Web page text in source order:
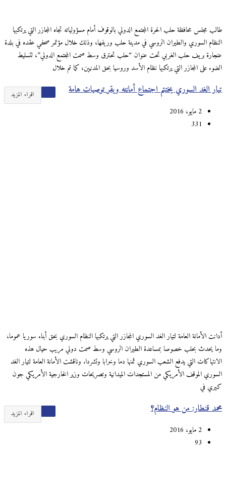
طالب مجلس محافظة حلب الحرة المجتمع الدولي بالوقوف أمام مسؤولياته تجاه المجازر التي يرتكبها
النظام السوري والطيران الروسي في مدينة حلب وريفها، وذلك خلال مؤتمر صحفي عقده في بلدة
عنجارة بريف حلب الغربي تحت عنوان “حلب تحترق وسط صمت المجتمع الدولي”، لتسليط
الضوء على المجازر التي يرتكبها نظام الأسد وروسيا بحق المدنيين، كما تم خلال
اقراء المزيد تيار الغد السوري يختتم اجتماع أمانته ويقر توصيات هامة
331
أدانت الأمانة العامة لتيار الغد السوري المجازر التي يرتكبها النظام السوري بحق أبناء سوريا عموما،
وما يحدث بحلب خصوصا بمساعدة الطيران الروسي وسط صمت دولي مريب حيال هذه
الانتهاكات التي يدفع الشعب السوري ثمنها دما وخرابا وتشردا. وناقشت الأمانة العامة لتيار الغد
السوري الموقف الأمريكي من المستجدات الميدانية وتصريحات وزير الخارجية الأمريكي جون
كيري في
اقراء المزيد محمد قنطار: من هو النظام؟
93